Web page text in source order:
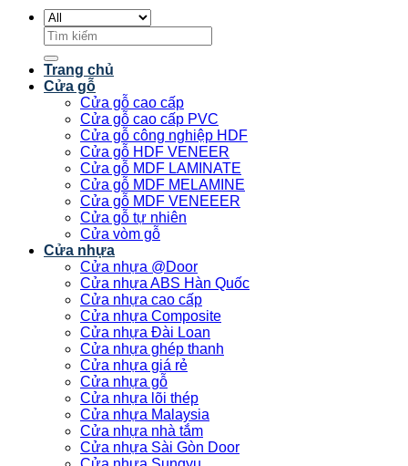
Tìm
kiếm:
Trang chủ
Cửa gỗ
Cửa gỗ cao cấp
Cửa gỗ cao cấp PVC
Cửa gỗ công nghiệp HDF
Cửa gỗ HDF VENEER
Cửa gỗ MDF LAMINATE
Cửa gỗ MDF MELAMINE
Cửa gỗ MDF VENEEER
Cửa gỗ tự nhiên
Cửa vòm gỗ
Cửa nhựa
Cửa nhựa @Door
Cửa nhựa ABS Hàn Quốc
Cửa nhựa cao cấp
Cửa nhựa Composite
Cửa nhựa Đài Loan
Cửa nhựa ghép thanh
Cửa nhựa giá rẻ
Cửa nhựa gỗ
Cửa nhựa lõi thép
Cửa nhựa Malaysia
Cửa nhựa nhà tắm
Cửa nhựa Sài Gòn Door